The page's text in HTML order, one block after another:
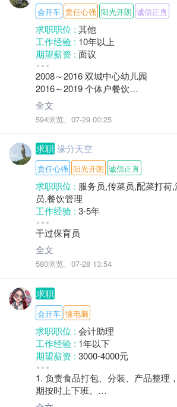
会开车 责任心强 阳光开朗 诚信正直
求职职位 : 其他
工作经验 : 10年以上
期望薪资 : 面议
地区 :
2008～2016 双城中心幼儿园
2016～2019 个体户餐饮
全文
594浏览、 07-29 00:25
求职 缘分天空
责任心强 阳光开朗 诚信正直
求职职位 : 服务员,传菜员,配菜打荷
员,餐饮管理
工作经验 : 3-5年
期望薪资 :
地区 :柘荣县
干过保育员
全文
580浏览、 07-28 13:54
求职
会开车 懂电脑
求职职位 : 会计助理
工作经验 : 1年以下
期望薪资 : 3000-4000元
地区 :
1. 负责食品打包、分装、产品整理
期按时上下班。